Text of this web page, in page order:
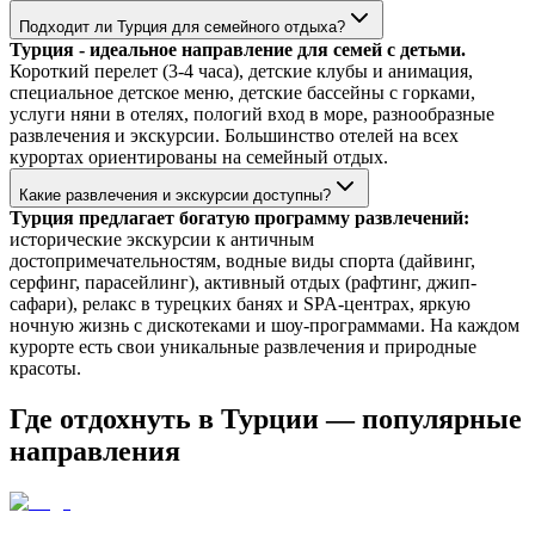
Подходит ли Турция для семейного отдыха?
Турция - идеальное направление для семей с детьми.
Короткий перелет (3-4 часа), детские клубы и анимация,
специальное детское меню, детские бассейны с горками,
услуги няни в отелях, пологий вход в море, разнообразные
развлечения и экскурсии. Большинство отелей на всех
курортах ориентированы на семейный отдых.
Какие развлечения и экскурсии доступны?
Турция предлагает богатую программу развлечений:
исторические экскурсии к античным
достопримечательностям, водные виды спорта (дайвинг,
серфинг, парасейлинг), активный отдых (рафтинг, джип-
сафари), релакс в турецких банях и SPA-центрах, яркую
ночную жизнь с дискотеками и шоу-программами. На каждом
курорте есть свои уникальные развлечения и природные
красоты.
Где отдохнуть в Турции — популярные
направления